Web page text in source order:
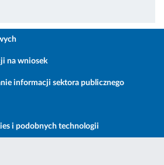
na wniosek
informacji sektora publicznego
i podobnych technologii